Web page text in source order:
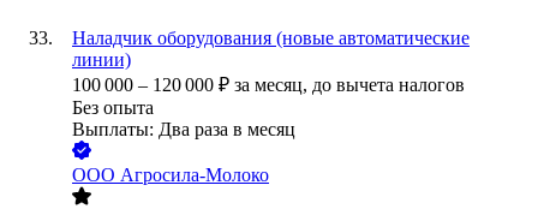
Наладчик оборудования (новые автоматические
линии)
100 000 – 120 000 ₽ за месяц, до вычета налогов
Без опыта
Выплаты: Два раза в месяц
ООО Агросила-Молоко